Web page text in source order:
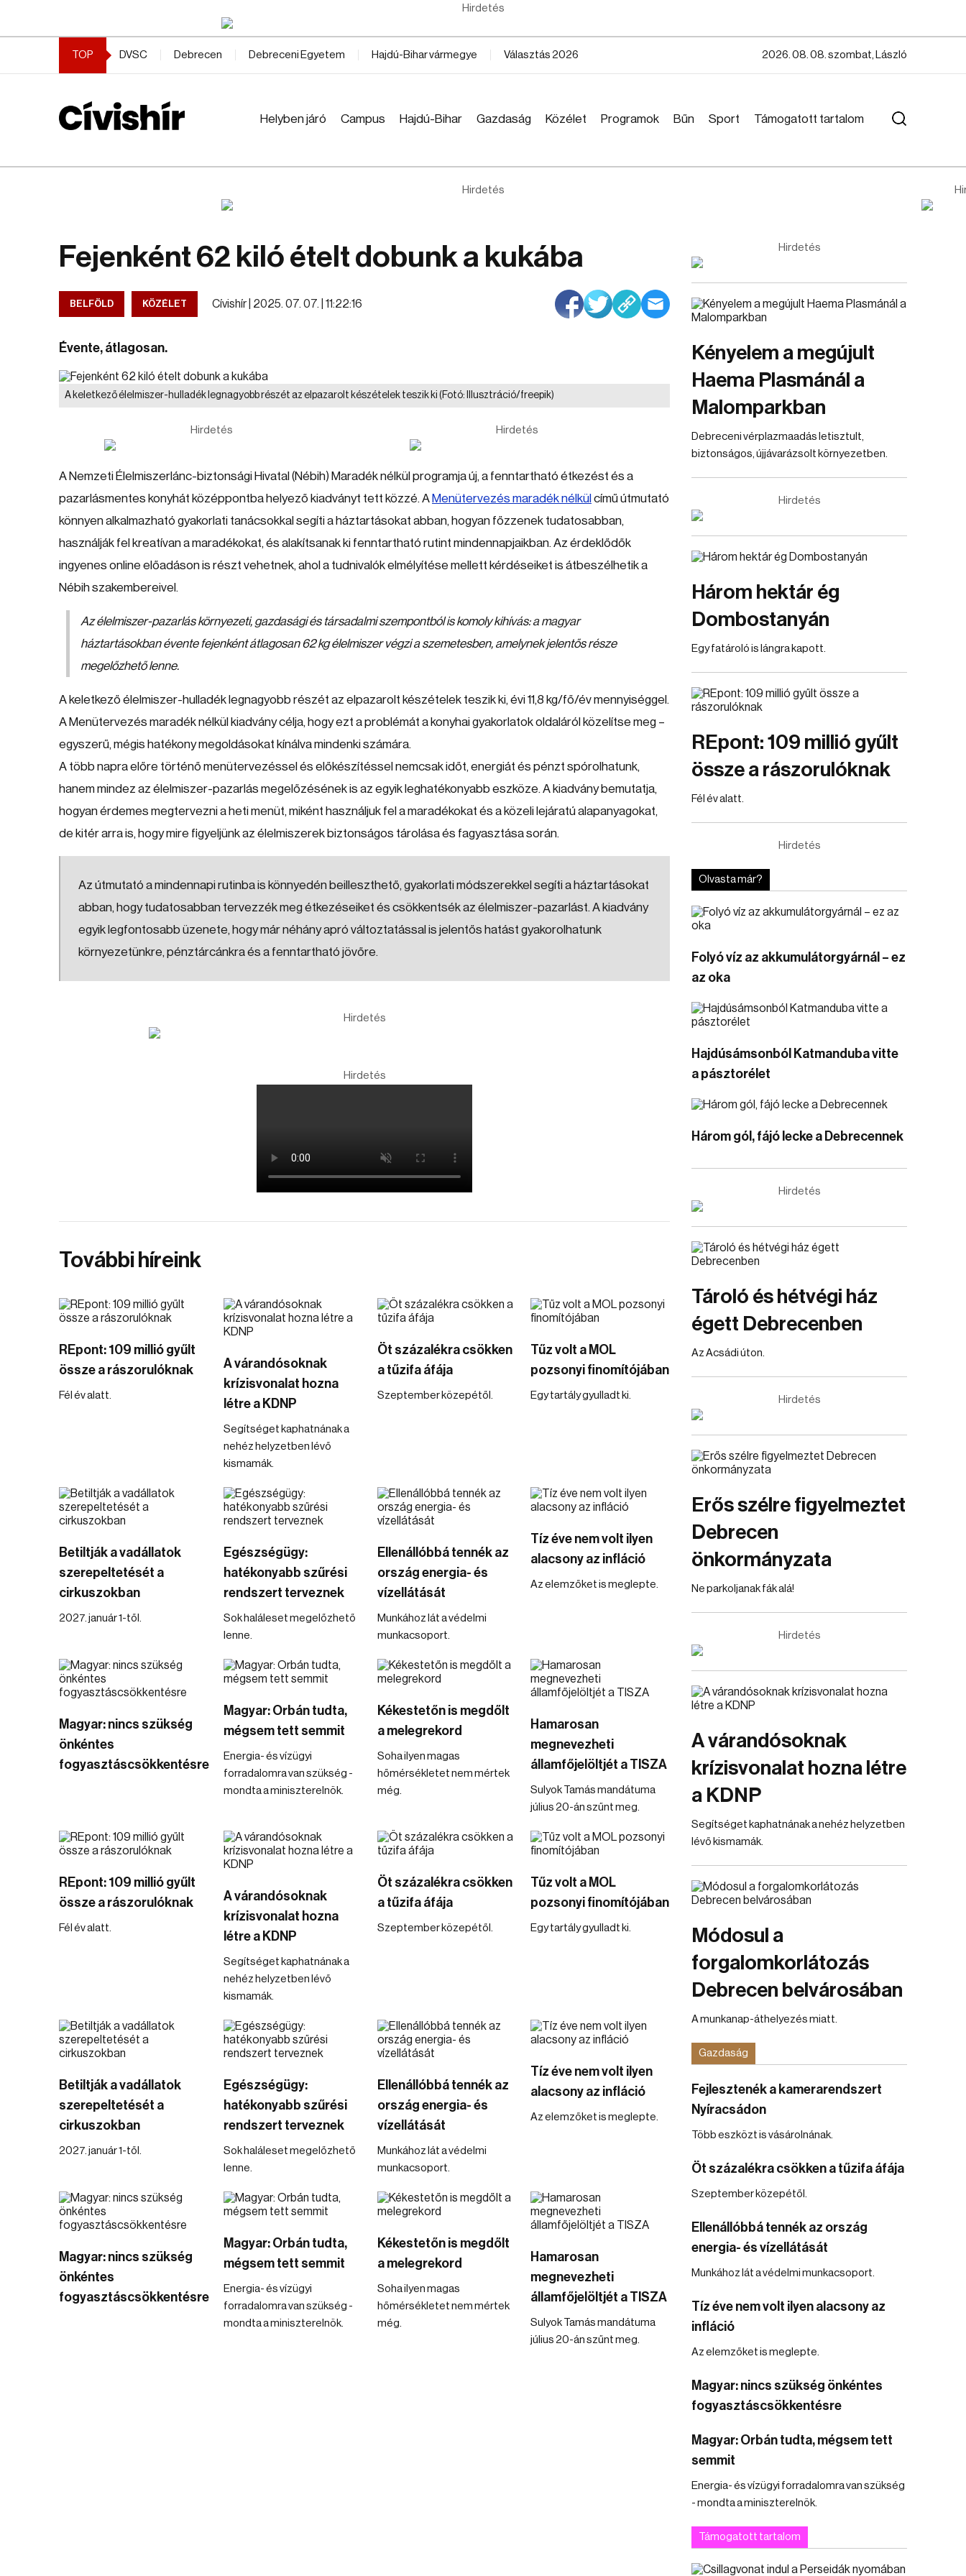
Hirdetés
TOP DVSC Debrecen Debreceni Egyetem Hajdú-Bihar vármegye Választás 2026 2026. 08. 08. szombat, László
Helyben járó Campus Hajdú-Bihar Gazdaság Közélet Programok Bűn Sport Támogatott tartalom
Hirdetés
Fejenként 62 kiló ételt dobunk a kukába
BELFÖLD KÖZÉLET Cívishír | 2025. 07. 07. | 11:22:16
Évente, átlagosan.
A keletkező élelmiszer-hulladék legnagyobb részét az elpazarolt készételek teszik ki (Fotó: Illusztráció/freepik)
Hirdetés Hirdetés
A Nemzeti Élelmiszerlánc-biztonsági Hivatal (Nébih) Maradék nélkül programja új, a fenntartható étkezést és a
pazarlásmentes konyhát középpontba helyező kiadványt tett közzé. A Menütervezés maradék nélkül című útmutató
könnyen alkalmazható gyakorlati tanácsokkal segíti a háztartásokat abban, hogyan főzzenek tudatosabban,
használják fel kreatívan a maradékokat, és alakítsanak ki fenntartható rutint mindennapjaikban. Az érdeklődők
ingyenes online előadáson is részt vehetnek, ahol a tudnivalók elmélyítése mellett kérdéseiket is átbeszélhetik a
Nébih szakembereivel.
Az élelmiszer-pazarlás környezeti, gazdasági és társadalmi szempontból is komoly kihívás: a magyar
háztartásokban évente fejenként átlagosan 62 kg élelmiszer végzi a szemetesben, amelynek jelentős része
megelőzhető lenne.
A keletkező élelmiszer-hulladék legnagyobb részét az elpazarolt készételek teszik ki, évi 11,8 kg/fő/év mennyiséggel.
A Menütervezés maradék nélkül kiadvány célja, hogy ezt a problémát a konyhai gyakorlatok oldaláról közelítse meg –
egyszerű, mégis hatékony megoldásokat kínálva mindenki számára.
A több napra előre történő menütervezéssel és előkészítéssel nemcsak időt, energiát és pénzt spórolhatunk,
hanem mindez az élelmiszer-pazarlás megelőzésének is az egyik leghatékonyabb eszköze. A kiadvány bemutatja,
hogyan érdemes megtervezni a heti menüt, miként használjuk fel a maradékokat és a közeli lejáratú alapanyagokat,
de kitér arra is, hogy mire figyeljünk az élelmiszerek biztonságos tárolása és fagyasztása során.
Az útmutató a mindennapi rutinba is könnyedén beilleszthető, gyakorlati módszerekkel segíti a háztartásokat
abban, hogy tudatosabban tervezzék meg étkezéseiket és csökkentsék az élelmiszer-pazarlást. A kiadvány
egyik legfontosabb üzenete, hogy már néhány apró változtatással is jelentős hatást gyakorolhatunk
környezetünkre, pénztárcánkra és a fenntartható jövőre.
Hirdetés
Hirdetés
További híreink
REpont: 109 millió gyűlt
össze a rászorulóknak
Fél év alatt.
A várandósoknak
krízisvonalat hozna
létre a KDNP
Segítséget kaphatnának a
nehéz helyzetben lévő
kismamák.
Öt százalékra csökken
a tűzifa áfája
Szeptember közepétől.
Tűz volt a MOL
pozsonyi finomítójában
Egy tartály gyulladt ki.
Betiltják a vadállatok
szerepeltetését a
cirkuszokban
2027. január 1-től.
Egészségügy:
hatékonyabb szűrési
rendszert terveznek
Sok haláleset megelőzhető
lenne.
Ellenállóbbá tennék az
ország energia- és
vízellátását
Munkához lát a védelmi
munkacsoport.
Tíz éve nem volt ilyen
alacsony az infláció
Az elemzőket is meglepte.
Magyar: nincs szükség
önkéntes
fogyasztáscsökkentésre
Magyar: Orbán tudta,
mégsem tett semmit
Energia- és vízügyi
forradalomra van szükség -
mondta a miniszterelnök.
Kékestetőn is megdőlt
a melegrekord
Soha ilyen magas
hőmérsékletet nem mértek
még.
Hamarosan
megnevezheti
államfőjelöltjét a TISZA
Sulyok Tamás mandátuma
július 20-án szűnt meg.
REpont: 109 millió gyűlt
össze a rászorulóknak
Fél év alatt.
A várandósoknak
krízisvonalat hozna
létre a KDNP
Segítséget kaphatnának a
nehéz helyzetben lévő
kismamák.
Öt százalékra csökken
a tűzifa áfája
Szeptember közepétől.
Tűz volt a MOL
pozsonyi finomítójában
Egy tartály gyulladt ki.
Betiltják a vadállatok
szerepeltetését a
cirkuszokban
2027. január 1-től.
Egészségügy:
hatékonyabb szűrési
rendszert terveznek
Sok haláleset megelőzhető
lenne.
Ellenállóbbá tennék az
ország energia- és
vízellátását
Munkához lát a védelmi
munkacsoport.
Tíz éve nem volt ilyen
alacsony az infláció
Az elemzőket is meglepte.
Magyar: nincs szükség
önkéntes
fogyasztáscsökkentésre
Magyar: Orbán tudta,
mégsem tett semmit
Energia- és vízügyi
forradalomra van szükség -
mondta a miniszterelnök.
Kékestetőn is megdőlt
a melegrekord
Soha ilyen magas
hőmérsékletet nem mértek
még.
Hamarosan
megnevezheti
államfőjelöltjét a TISZA
Sulyok Tamás mandátuma
július 20-án szűnt meg.
Hirdetés
Kényelem a megújult
Haema Plasmánál a
Malomparkban
Debreceni vérplazmaadás letisztult,
biztonságos, újjávarázsolt környezetben.
Hirdetés
Három hektár ég
Dombostanyán
Egy fatároló is lángra kapott.
REpont: 109 millió gyűlt
össze a rászorulóknak
Fél év alatt.
Hirdetés
Olvasta már?
Folyó víz az akkumulátorgyárnál – ez
az oka
Hajdúsámsonból Katmanduba vitte
a pásztorélet
Három gól, fájó lecke a Debrecennek
Hirdetés
Tároló és hétvégi ház
égett Debrecenben
Az Acsádi úton.
Hirdetés
Erős szélre figyelmeztet
Debrecen
önkormányzata
Ne parkoljanak fák alá!
Hirdetés
A várandósoknak
krízisvonalat hozna létre
a KDNP
Segítséget kaphatnának a nehéz helyzetben
lévő kismamák.
Módosul a
forgalomkorlátozás
Debrecen belvárosában
A munkanap-áthelyezés miatt.
Gazdaság
Fejlesztenék a kamerarendszert
Nyíracsádon
Több eszközt is vásárolnának.
Öt százalékra csökken a tűzifa áfája
Szeptember közepétől.
Ellenállóbbá tennék az ország
energia- és vízellátását
Munkához lát a védelmi munkacsoport.
Tíz éve nem volt ilyen alacsony az
infláció
Az elemzőket is meglepte.
Magyar: nincs szükség önkéntes
fogyasztáscsökkentésre
Magyar: Orbán tudta, mégsem tett
semmit
Energia- és vízügyi forradalomra van szükség
- mondta a miniszterelnök.
Támogatott tartalom